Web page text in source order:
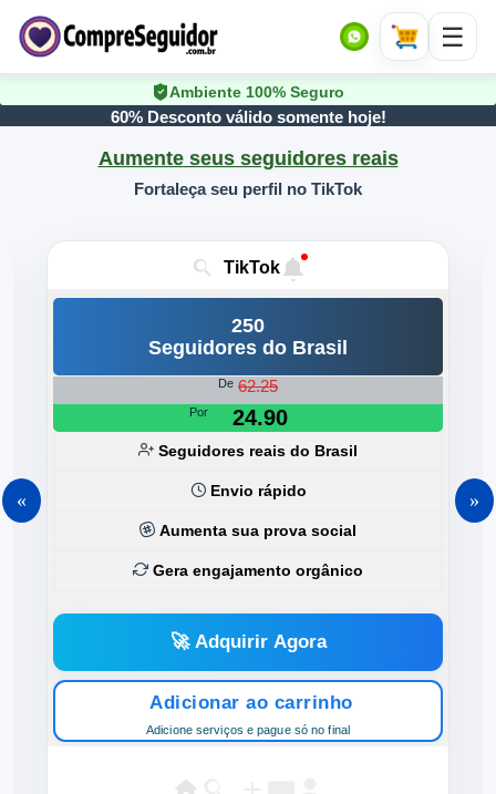
Ambiente 100% Seguro
60% Desconto válido somente hoje!
Aumente seus seguidores reais
Fortaleça seu perfil no TikTok
TikTok
250
Seguidores do Brasil
De 62.25
Por 24.90
Seguidores reais do Brasil
Envio rápido
Aumenta sua prova social
Gera engajamento orgânico
🚀 Adquirir Agora
Adicionar ao carrinho
Adicione serviços e pague só no final